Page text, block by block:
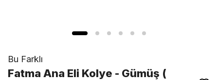
Bu Farklı
Fatma Ana Eli Kolye - Gümüş (